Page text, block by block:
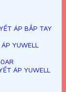
ÁP BẮP TAY
YUWELL
ÁP YUWELL